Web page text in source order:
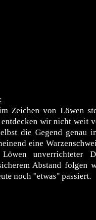
Zeichen von Löwen
wir nicht weit
die Gegend genau
eine
unverrichteter
Abstand folgen
noch "etwas" passiert.